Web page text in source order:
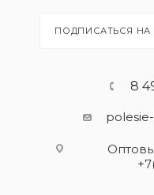
ПОДПИСАТЬСЯ НА
8